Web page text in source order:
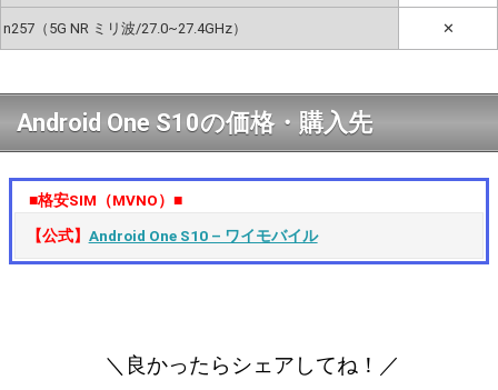
n257（5G NR ミリ波/27.0~27.4GHz） ✕
Android One S10の価格・購入先
■格安SIM（MVNO）■
【公式】 Android One S10 – ワイモバイル
＼良かったらシェアしてね！／